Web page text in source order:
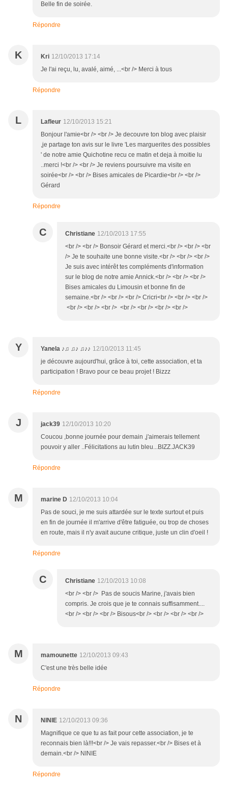
Belle fin de soirée.
Répondre
K Kri 12/10/2013 17:14
Je l'ai reçu, lu, avalé, aimé, ...<br /> Merci à tous
Répondre
L Lafleur 12/10/2013 15:21
Bonjour l'amie<br /> <br /> Je decouvre ton blog avec plaisir
,je partage ton avis sur le livre 'Les marguerites des possibles
' de notre amie Quichotine recu ce matin et deja à moitie lu
..merci !<br /> <br /> Je reviens poursuivre ma visite en
soirée<br /> <br /> Bises amicales de Picardie<br /> <br />
Gérard
Répondre
C Christiane 12/10/2013 17:55
<br /> <br /> Bonsoir Gérard et merci.<br /> <br /> <br
/> Je te souhaite une bonne visite.<br /> <br /> <br />
Je suis avec intérêt tes compléments d'information
sur le blog de notre amie Annick.<br /> <br /> <br />
Bises amicales du Limousin et bonne fin de
semaine.<br /> <br /> <br /> Cricri<br /> <br /> <br />
<br /> <br /> <br /> <br /> <br /> <br /> <br />
Y Yanela ♪♫ ♫♪ ♫♪♪ 12/10/2013 11:45
je découvre aujourd'hui, grâce à toi, cette association, et ta
participation ! Bravo pour ce beau projet ! Bizzz
Répondre
J jack39 12/10/2013 10:20
Coucou ,bonne journée pour demain ,j'aimerais tellement
pouvoir y aller ..Félicitations au lutin bleu...BIZZ.JACK39
Répondre
M marine D 12/10/2013 10:04
Pas de souci, je me suis attardée sur le texte surtout et puis
en fin de journée il m'arrive d'être fatiguée, ou trop de choses
en route, mais il n'y avait aucune critique, juste un clin d'oeil !
Répondre
C Christiane 12/10/2013 10:08
<br /> <br /> Pas de soucis Marine, j'avais bien
compris. Je crois que je te connais suffisamment....
<br /> <br /> <br /> Bisous<br /> <br /> <br /> <br />
M mamounette 12/10/2013 09:43
C'est une très belle idée
Répondre
N NINIE 12/10/2013 09:36
Magnifique ce que tu as fait pour cette association, je te
reconnais bien là!!!<br /> Je vais repasser.<br /> Bises et à
demain.<br /> NINIE
Répondre